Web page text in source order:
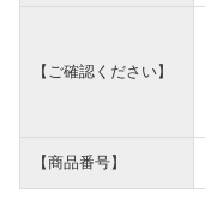
【ご確認ください】
【商品番号】